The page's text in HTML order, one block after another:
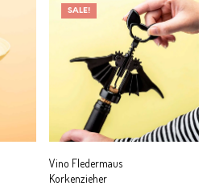
SALE!
Vino Fledermaus
Korkenzieher